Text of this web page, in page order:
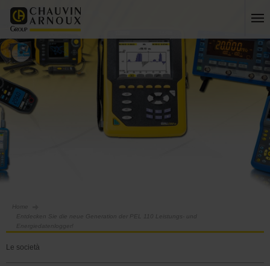
Home
Entdecken Sie die neue Generation der PEL 110 Leistungs- und
Energiedatenlogger!
Le società